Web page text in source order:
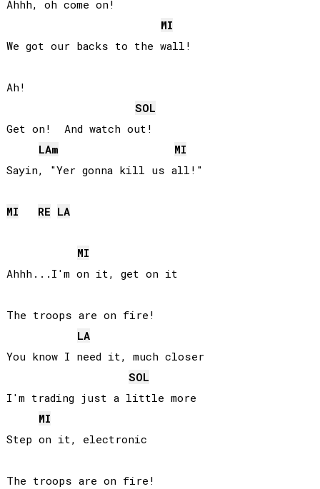
Ahhh, oh come on!
MI
We got our backs to the wall!
Ah!
SOL
Get on!  And watch out!
LAm
MI
Sayin, "Yer gonna kill us all!"
MI RE LA
MI
Ahhh...I'm on it, get on it
The troops are on fire!
LA
You know I need it, much closer
SOL
I'm trading just a little more
MI
Step on it, electronic
The troops are on fire!